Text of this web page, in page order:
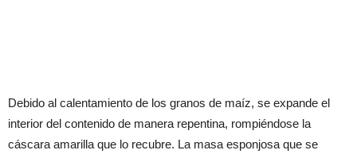
Debido al calentamiento de los granos de maíz, se expande el
interior del contenido de manera repentina, rompiéndose la
cáscara amarilla que lo recubre. La masa esponjosa que se